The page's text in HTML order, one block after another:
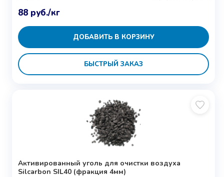
88 руб./кг
ДОБАВИТЬ В КОРЗИНУ
БЫСТРЫЙ ЗАКАЗ
Активированный уголь для очистки воздуха
Silcarbon SIL40 (фракция 4мм)